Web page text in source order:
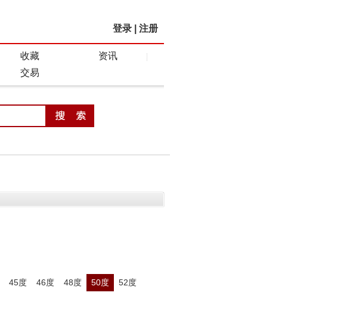
登录 注册
收藏
资讯
交易
45度 46度 48度 50度
52度